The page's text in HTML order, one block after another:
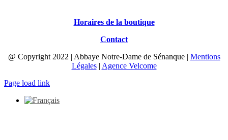
Horaires de la boutique
Contact
@ Copyright 2022 | Abbaye Notre-Dame de Sénanque | Mentions
Légales| Agence Velcome
Page load link